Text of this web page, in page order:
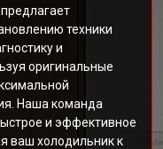
техники
и
оригинальные
Наша команда
и эффективное
ваш холодильник к